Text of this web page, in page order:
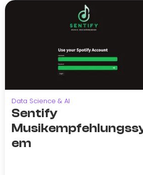
Data Science & AI
Sentify
em